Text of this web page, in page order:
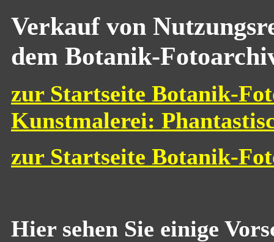
Verkauf von
dem Botanik-
zur Startseite Botanik-
Kunstmalerei:
zur Startseite Botanik-
Hier sehen Sie einige